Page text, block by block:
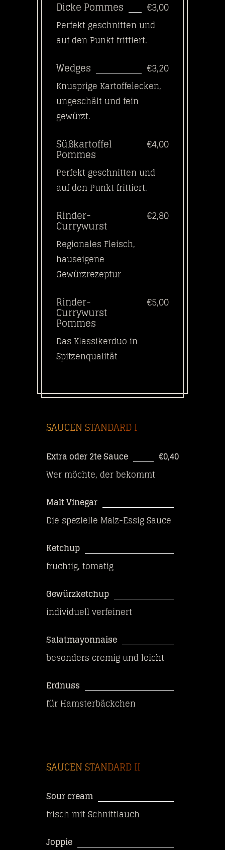
Dicke Pommes €3,00
Perfekt geschnitten und
auf den Punkt frittiert.
Wedges €3,20
Knusprige Kartoffelecken,
ungeschält und fein
gewürzt.
Süßkartoffel
Pommes
€4,00
Perfekt geschnitten und
auf den Punkt frittiert.
Rinder-
Currywurst
€2,80
Regionales Fleisch,
hauseigene
Gewürzrezeptur
Rinder-
Currywurst
Pommes
€5,00
Das Klassikerduo in
Spitzenqualität
SAUCEN STANDARD I
Extra oder 2te Sauce
€0,40
Wer möchte, der bekommt
Malt Vinegar
Die spezielle Malz-Essig Sauce
Ketchup
fruchtig, tomatig
Gewürzketchup
individuell verfeinert
Salatmayonnaise
besonders cremig und leicht
Erdnuss
für Hamsterbäckchen
SAUCEN STANDARD II
Sour cream
frisch mit Schnittlauch
Joppie